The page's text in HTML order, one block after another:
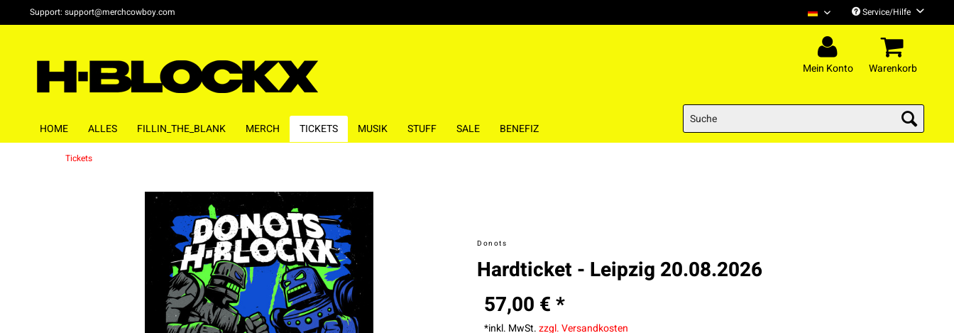
Support: support@merchcowboy.com H-Blockx DeutschService/Hilfe
Mein Konto Warenkorb
HOME ALLES FILLIN_THE_BLANK MERCH TICKETS MUSIK STUFF SALE BENEFIZ
Tickets
Donots
Hardticket - Leipzig 20.08.2026
57,00 € *
*inkl. MwSt.zzgl. Versandkosten